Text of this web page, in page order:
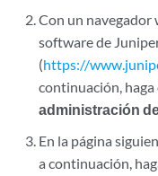
Con un navegador
software de
(https://
continuación, haga
administración
En la página
a continuación,